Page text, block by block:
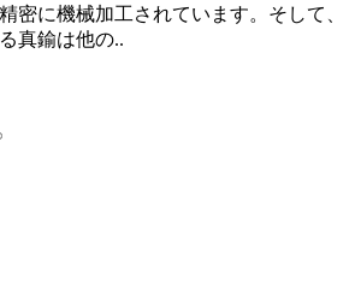
密に機械加工されています。そして、
真鍮は他の..